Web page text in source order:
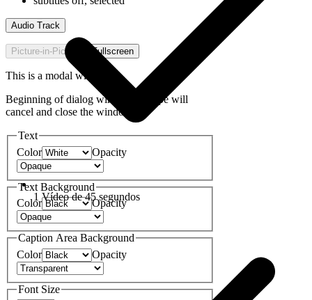
Audio Track
Picture-in-Picture Fullscreen
This is a modal window.
Beginning of dialog window. Escape will
cancel and close the window.
Text
Color
Opacity
Text Background
Color
Opacity
Caption Area Background
Color
Opacity
Font Size
1 Vídeo de 45 segundos